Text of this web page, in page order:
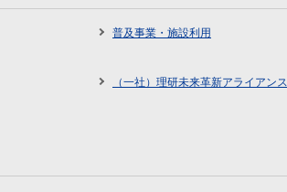
普及事業・施設利用
（一社）理研未来革新アライアンス